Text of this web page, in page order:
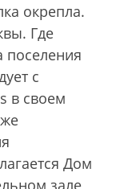
окрепла.
Где
поселения
с
в своем
Дом
зале